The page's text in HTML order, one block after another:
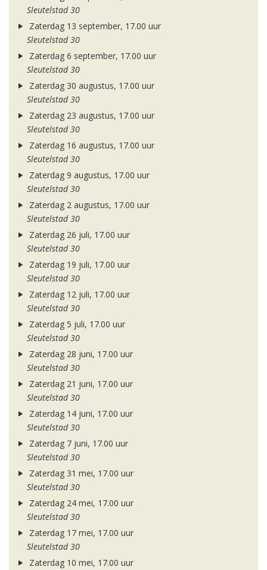
Sleutelstad 30
Zaterdag 13 september, 17.00 uur
Sleutelstad 30
Zaterdag 6 september, 17.00 uur
Sleutelstad 30
Zaterdag 30 augustus, 17.00 uur
Sleutelstad 30
Zaterdag 23 augustus, 17.00 uur
Sleutelstad 30
Zaterdag 16 augustus, 17.00 uur
Sleutelstad 30
Zaterdag 9 augustus, 17.00 uur
Sleutelstad 30
Zaterdag 2 augustus, 17.00 uur
Sleutelstad 30
Zaterdag 26 juli, 17.00 uur
Sleutelstad 30
Zaterdag 19 juli, 17.00 uur
Sleutelstad 30
Zaterdag 12 juli, 17.00 uur
Sleutelstad 30
Zaterdag 5 juli, 17.00 uur
Sleutelstad 30
Zaterdag 28 juni, 17.00 uur
Sleutelstad 30
Zaterdag 21 juni, 17.00 uur
Sleutelstad 30
Zaterdag 14 juni, 17.00 uur
Sleutelstad 30
Zaterdag 7 juni, 17.00 uur
Sleutelstad 30
Zaterdag 31 mei, 17.00 uur
Sleutelstad 30
Zaterdag 24 mei, 17.00 uur
Sleutelstad 30
Zaterdag 17 mei, 17.00 uur
Sleutelstad 30
Zaterdag 10 mei, 17.00 uur